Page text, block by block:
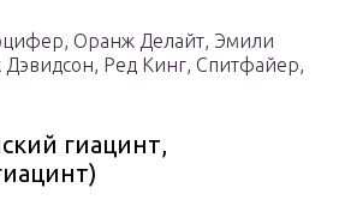
Оранж Делайт, Эмили
Ред Кинг, Спитфайер,
гиацинт,